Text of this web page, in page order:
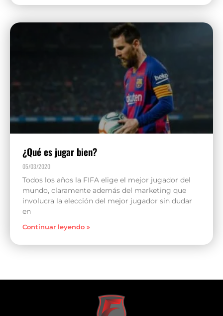
¿Qué es jugar bien?
05/03/2020
Todos los años la FIFA elige el mejor jugador del
mundo, claramente además del marketing que
involucra la elección del mejor jugador sin dudar
en
Continuar leyendo »